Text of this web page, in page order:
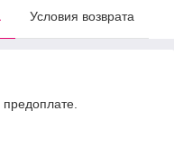
Условия возврата